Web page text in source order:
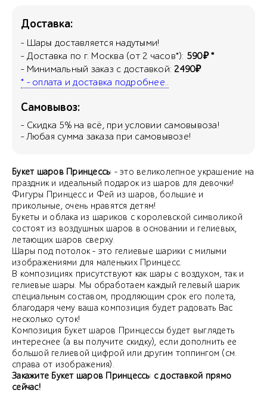
Доставка:
- Шары доставляется надутыми!
- Доставка по г. Москва (от 2 часов*): 590₽ *
- Минимальный заказ с доставкой:2490₽
* - оплата и доставка подробнее..
Самовывоз:
- Скидка 5% на всё, при условии самовывоза!
- Любая сумма заказа при самовывозе!
Букет шаров Принцессы - это великолепное украшение на
праздник и идеальный подарок из шаров для девочки!
Фигуры Принцесс и Фей из шаров, большие и
прикольные, очень нравятся детям!
Букеты и облака из шариков с королевской символикой
состоят из воздушных шаров в основании и гелиевых,
летающих шаров сверху.
Шары под потолок - это гелиевые шарики с милыми
изображениями для маленьких Принцесс.
В композициях присутствуют как шары с воздухом, так и
гелиевые шары. Мы обработаем каждый гелевый шарик
специальным составом, продляющим срок его полета,
благодаря чему ваша композиция будет радовать Вас
несколько суток!
Композиция Букет шаров Принцессы будет выглядеть
интереснее (а вы получите скидку), если дополнить ее
большой гелиевой цифрой или другим топпингом (см.
справа от изображения).
Закажите Букет шаров Принцессы с доставкой прямо
сейчас!